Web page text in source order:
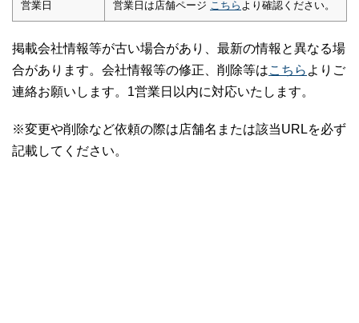
営業日 営業日は店舗ページ こちら より確認ください。
掲載会社情報等が古い場合があり、最新の情報と異なる場
合があります。会社情報等の修正、削除等はこちら よりご
連絡お願いします。1営業日以内に対応いたします。
※変更や削除など依頼の際は店舗名または該当URLを必ず
記載してください。